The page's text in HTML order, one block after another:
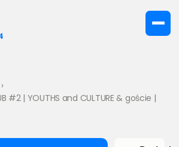
›
#2 | YOUTHS and CULTURE & goście |